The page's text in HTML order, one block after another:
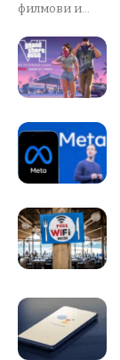
филмови и...